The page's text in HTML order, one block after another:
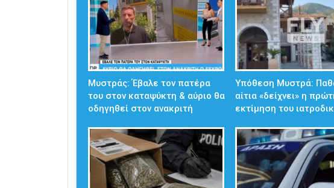
Μυστράς: Έβαλε τον πατέρα
του στον καταψύκτη & αύριο θα
οδηγηθεί στον ανακριτή
Υπόθεση Μυστρά:
αίτια «δείχνει» η
εκτίμηση του